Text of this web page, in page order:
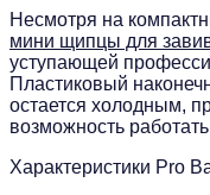
Несмотря на
мини щипцы для
уступающей
Пластиковый
остается холодным,
возможность
Характеристики Pro